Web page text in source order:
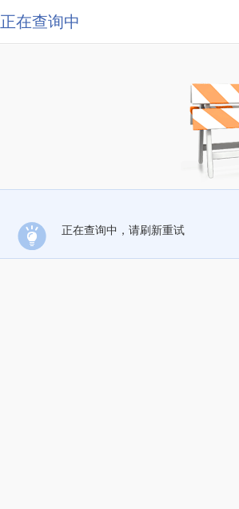
正在查询中
正在查询中，请刷新重试